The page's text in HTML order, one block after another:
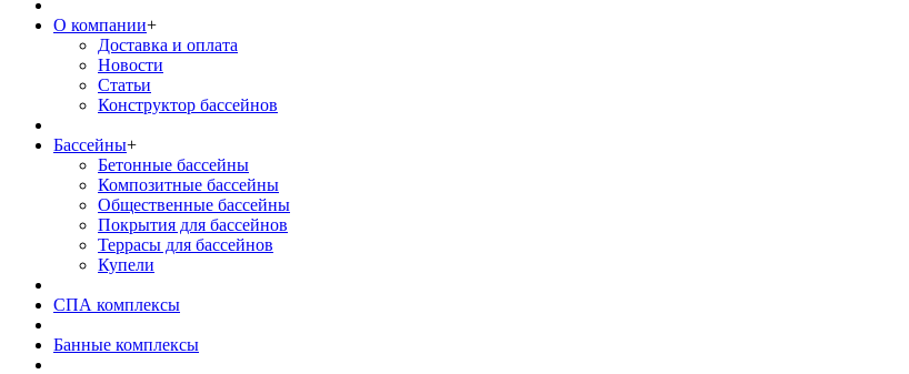
О компании+
Доставка и оплата
Новости
Статьи
Конструктор бассейнов
Бассейны+
Бетонные бассейны
Композитные бассейны
Общественные бассейны
Покрытия для бассейнов
Террасы для бассейнов
Купели
СПА комплексы
Банные комплексы